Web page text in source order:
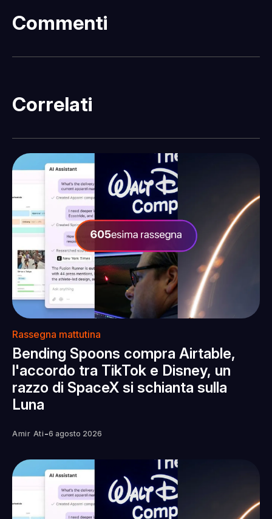
Commenti
Correlati
Rassegna mattutina
Bending Spoons compra Airtable,
l'accordo tra TikTok e Disney, un
razzo di SpaceX si schianta sulla
Luna
Amir Ati -6 agosto 2026